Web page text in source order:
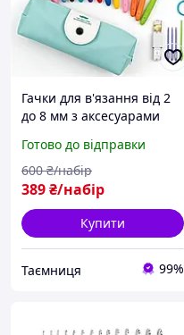
Гачки для в'язання від 2
до 8 мм з аксесуарами
предметів у чохлі
Готово до відправки
389₴/набір
600 ₴/набір
Купити
Таємниця 99%